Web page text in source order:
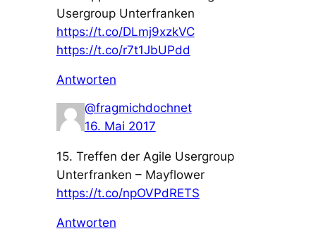
Usergroup Unterfranken
https://t.co/DLmj9xzkVC
https://t.co/r7t1JbUPdd
Antworten
@fragmichdochnet
16. Mai 2017
15. Treffen der Agile Usergroup
Unterfranken – Mayflower
https://t.co/npOVPdRETS
Antworten